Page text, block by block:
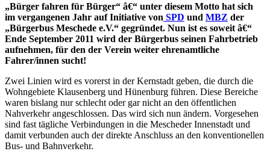
„Bürger fahren für Bürger“ â€“ unter diesem Motto hat sich
im vergangenen Jahr auf Initiative von SPD und MBZ der
„Bürgerbus Meschede e.V.“ gegründet. Nun ist es soweit â€“
Ende September 2011 wird der Bürgerbus seinen Fahrbetrieb
aufnehmen, für den der Verein weiter ehrenamtliche
Fahrer/innen sucht!
Zwei Linien wird es vorerst in der Kernstadt geben, die durch die
Wohngebiete Klausenberg und Hünenburg führen. Diese Bereiche
waren bislang nur schlecht oder gar nicht an den öffentlichen
Nahverkehr angeschlossen. Das wird sich nun ändern. Vorgesehen
sind fast tägliche Verbindungen in die Mescheder Innenstadt und
damit verbunden auch der direkte Anschluss an den konventionellen
Bus- und Bahnverkehr.